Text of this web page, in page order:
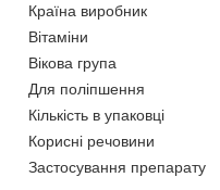
Країна виробник
Вітаміни
Вікова група
Для поліпшення
Кількість в упаковці
Корисні речовини
Застосування препарату